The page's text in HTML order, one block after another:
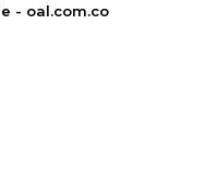
- oal.com.co